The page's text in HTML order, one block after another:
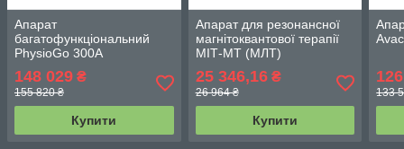
Апарат
багатофункціональний
PhysioGo 300A
триканальний, з
функціями електротерапії,
ультразвукової і
комбінованої терапії
148 029 ₴
155 820 ₴
Купити
Апарат для резонансної
магнітоквантової терапії
МІТ-МТ (МЛТ)
25 346,16₴
26 964 ₴
Купити
133